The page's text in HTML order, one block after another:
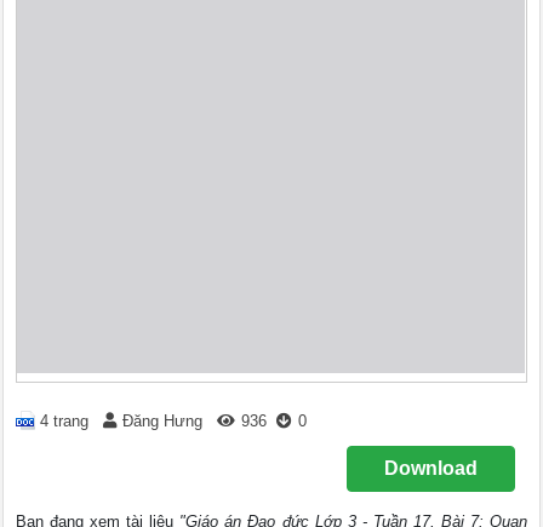
4 trang Đăng Hưng 936 0
Download
Bạn đang xem tài liệu "Giáo án Đạo đức Lớp 3 - Tuần 17, Bài 7: Quan